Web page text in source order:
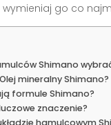
i wymieniaj go co
Shimano
mineralny Shimano?
formule Shimano?
znaczenie?
hamulcowym